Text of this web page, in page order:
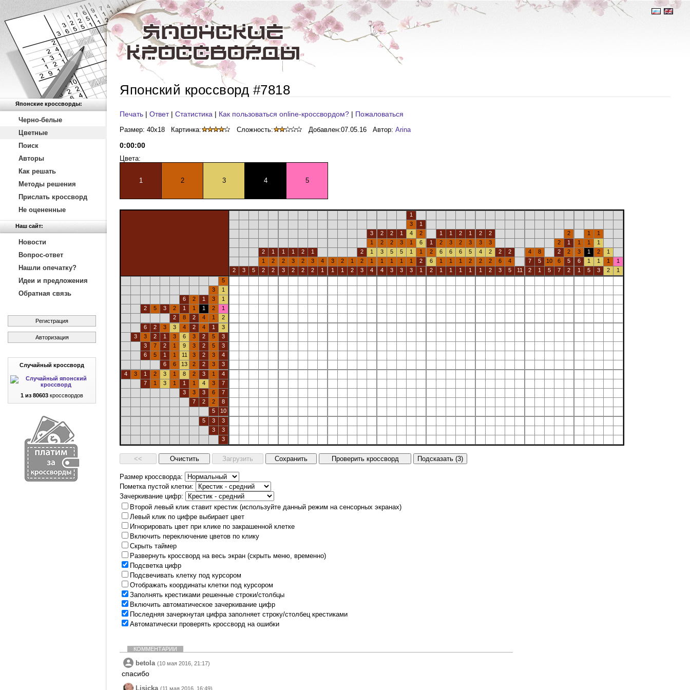
Японские кроссворды:
Черно-белые
Цветные
Поиск
Авторы
Как решать
Методы решения
Прислать кроссворд
Не оцененные
Наш сайт:
Новости
Вопрос-ответ
Нашли опечатку?
Идеи и предложения
Обратная связь
Регистрация
Авторизация
Случайный кроссворд
1 из 80603 кроссвордов
Японский кроссворд #7818
Печать | Ответ| Статистика | Как пользоваться online-кроссвордом? | Пожаловаться
Размер: 40x18 Картинка: Сложность: Добавлен:07.05.16 Автор: Arina
0:00:00
Цвета:
1 2 3 4 5
1
3
1
3
2 2 1 4 2 1 1 2 1 2 2 2 1
1
1
2 2 3 1 6 1 2 3 2 3 3 3 2 1 1 1
1
2
1 1 1 2 1 2 1 3 5 5 1 1 2 6 6 6 5 4 2 2 2 4 8 2 2 3 1 2
1
1
2 2 3 2 3 4 3 2 1 2 1 1 1 1 1 2 6 1 1 1 2 2 2 6 4 7 5 10 6 5 6 1 1 1
1
2
3 5 2 2 3 2 2 2 1 1 1 2 3 4 4 3 3 3 1 2 1 1 1 1 1 2 3 5 11 2 1 5 7 2 1 5 3 2
1
5
3
1
6
2 1 3
1
2
5 3 2 1 1 1 2
1
2
8 2 4 1
2
6
2 3 3 4 2 4 1
3
3
3 2 1 3 6 3 2 5
3
3
7 2 1 9 3 2 5
3
6
5 1 1 11 3 2 3
4
6
6 13 2 2 3
3
4
3 1 2 3 1 8 2 3 1
4
7
1 3 1 1 1 4 3
7
3
3 3 6
7
7
2 2
8
5
10
5
3
3
3
3
3
Размер кроссворда:
Пометка пустой клетки:
Зачеркивание цифр:
Второй левый клик ставит крестик (используйте данный режим на сенсорных экранах)
Левый клик по цифре выбирает цвет
Игнорировать цвет при клике по закрашенной клетке
Включить переключение цветов по клику
Скрыть таймер
Развернуть кроссворд на весь экран (скрыть меню, временно)
Подсветка цифр
Подсвечивать клетку под курсором
Отображать координаты клетки под курсором
Заполнять крестиками решенные строки/столбцы
Включить автоматическое зачеркивание цифр
Последняя зачеркнутая цифра заполняет строку/столбец крестиками
Автоматически проверять кроссворд на ошибки
КОММЕНТАРИИ
betola (10 мая 2016, 21:17)
спасибо
Lisicka (11 мая 2016, 16:49)